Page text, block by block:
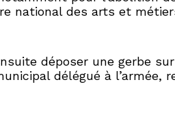
national des arts et
déposer une gerbe
délégué à l’armée,